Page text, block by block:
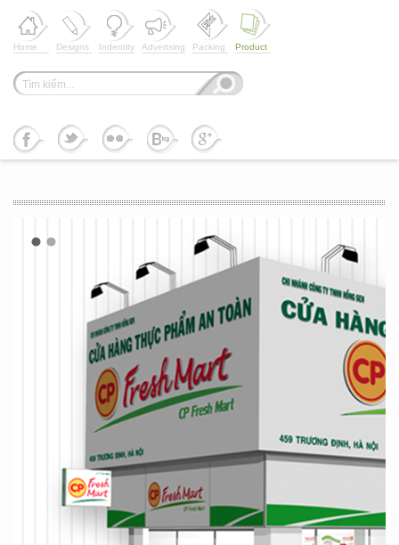
Home Designs Indentity Advertsing Packing Product